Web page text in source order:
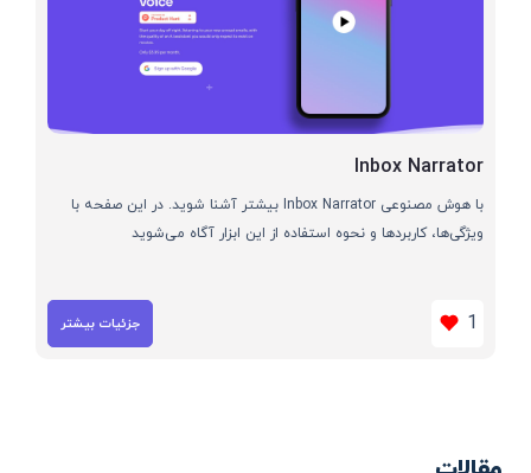
Inbox Narrator
با هوش مصنوعی Inbox Narrator بیشتر آشنا شوید. در این صفحه با
ویژگی‌ها، کاربردها و نحوه استفاده از این ابزار آگاه می‌شوید
1 جزئیات بیشتر